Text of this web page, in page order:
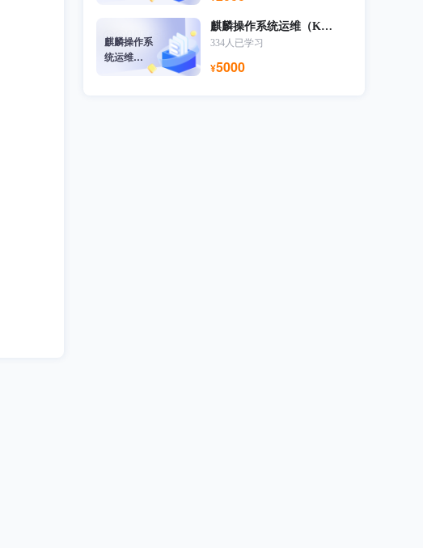
麒麟操作系
统运维
（KYCP）
麒麟操作系统运维（KYCP）
334人已学习
¥5000